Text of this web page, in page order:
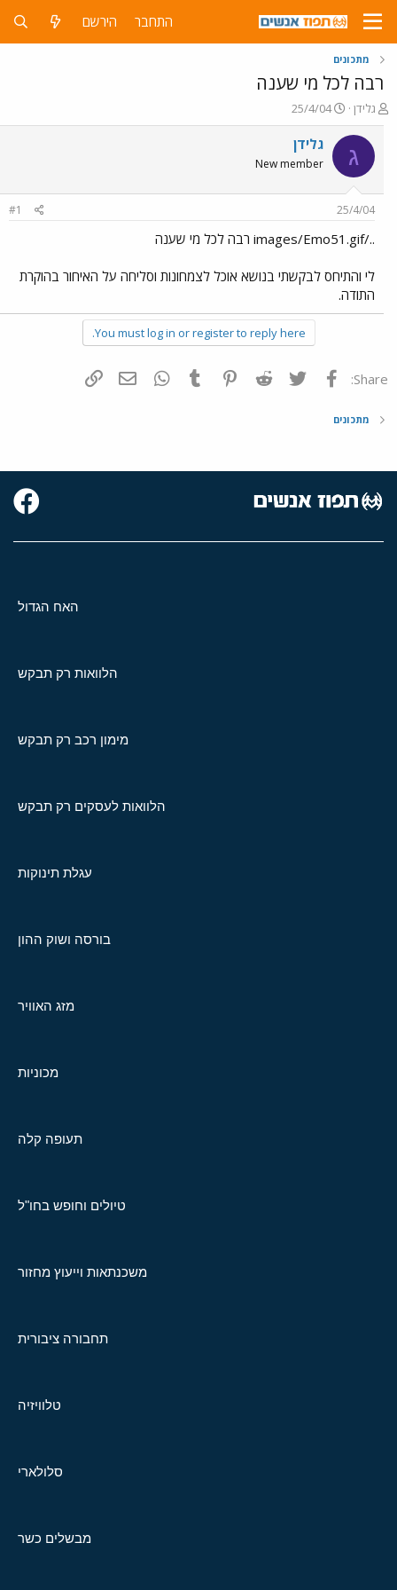
התחבר הירשם
מתכונים
רבה לכל מי שענה
פ
ו
ת
ח
ה
ש
גלידן
פ
ו
ר
25/4/04
ג גלידן
New member
25/4/04
#1
../images/Emo51.gif רבה לכל מי שענה
לי והתיחס לבקשתי בנושא אוכל לצמחונות וסליחה על האיחור בהוקרת
התודה.
You must log in or register to reply here.
Share: פייסבוק Twitter
Reddit
Pinterest
Tumblr
WhatsAppדואר אלקטרוני
מתכונים
האח הגדול
הלוואות רק תבקש
מימון רכב רק תבקש
הלוואות לעסקים רק תבקש
עגלת תינוקות
בורסה ושוק ההון
מזג האוויר
מכוניות
תעופה קלה
טיולים וחופש בחו"ל
משכנתאות וייעוץ מחזור
תחבורה ציבורית
טלוויזיה
סלולארי
מבשלים כשר